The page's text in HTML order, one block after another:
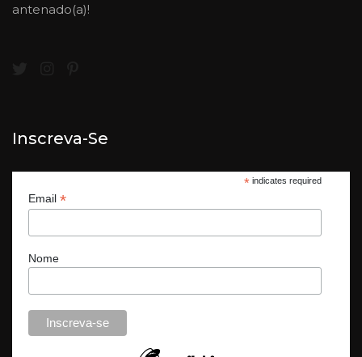
antenado(a)!
Inscreva-Se
*indicates required
Email *
Nome